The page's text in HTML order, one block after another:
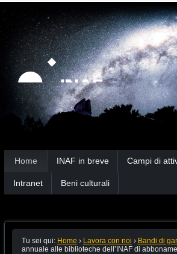
Strumenti
personali
Salta
contenuti.
|
Salta
alla
navigazione
Ricerca
avanzata…
Home INAF in breve Campi di
Intranet Beni culturali
Tu sei qui: Home › Lavora con noi › Bandi di
annuale alle biblioteche dell’INAF di